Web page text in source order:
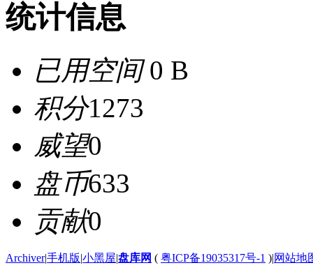
统计信息
已用空间0 B
积分1273
威望0
盘币633
贡献0
Archiver|手机版|小黑屋|盘库网 ( 粤ICP备19035317号-1 )|网站地